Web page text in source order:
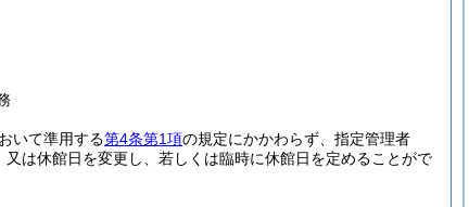
いて準用する第4条第1項の規定にかかわらず、指定管理者
は休館日を変更し、若しくは臨時に休館日を定めることがで